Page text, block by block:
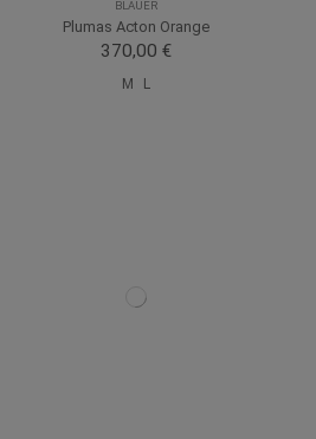
BLAUER
Plumas Acton Orange
370,00 €
M L